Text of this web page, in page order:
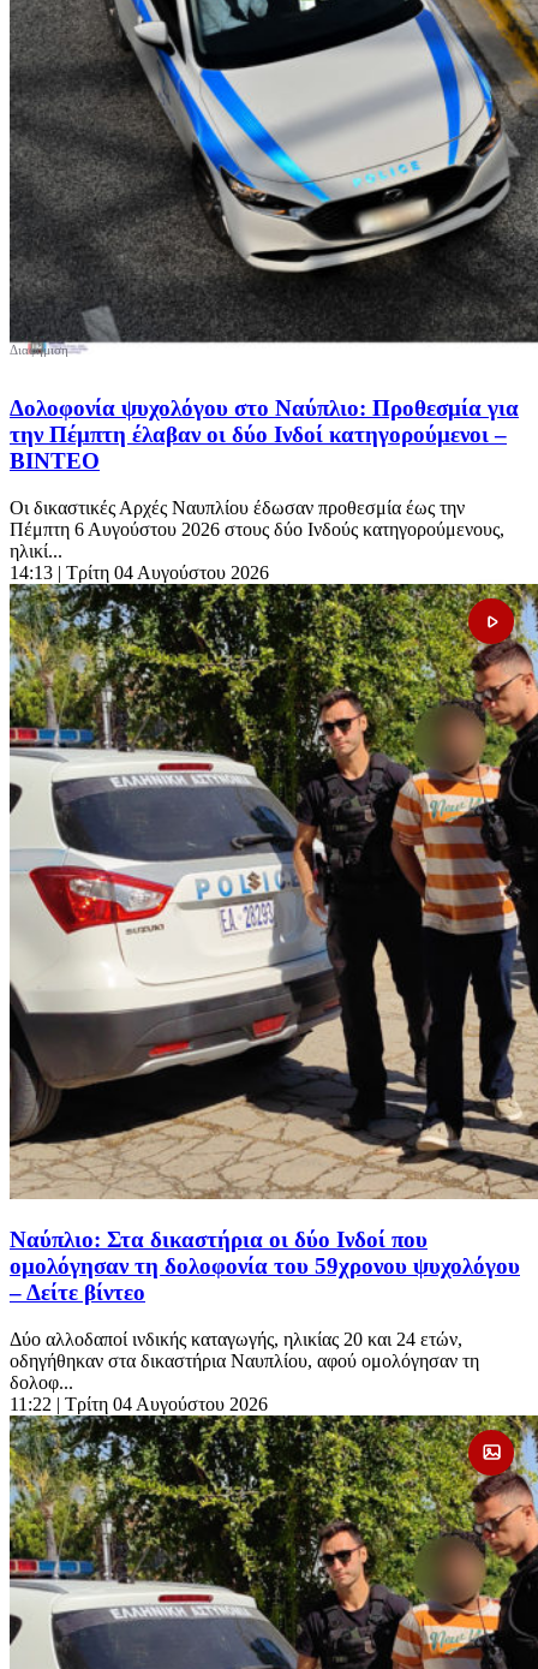
Δολοφονία ψυχολόγου στο Ναύπλιο: Προθεσμία για
την Πέμπτη έλαβαν οι δύο Ινδοί κατηγορούμενοι –
ΒΙΝΤΕΟ
Οι δικαστικές Αρχές Ναυπλίου έδωσαν προθεσμία έως την
Πέμπτη 6 Αυγούστου 2026 στους δύο Ινδούς κατηγορούμενους,
ηλικί...
14:13 | Τρίτη 04 Αυγούστου 2026
Ναύπλιο: Στα δικαστήρια οι δύο Ινδοί που
ομολόγησαν τη δολοφονία του 59χρονου ψυχολόγου
– Δείτε βίντεο
Δύο αλλοδαποί ινδικής καταγωγής, ηλικίας 20 και 24 ετών,
οδηγήθηκαν στα δικαστήρια Ναυπλίου, αφού ομολόγησαν τη
δολοφ...
11:22 | Τρίτη 04 Αυγούστου 2026